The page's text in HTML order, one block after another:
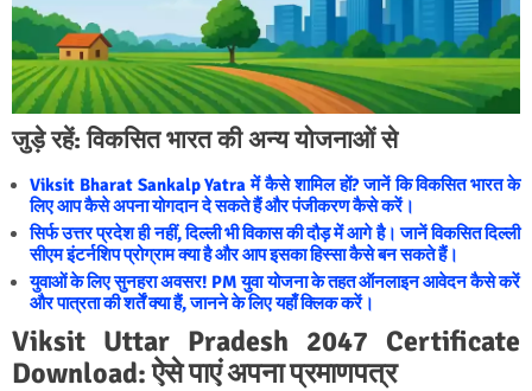
जुड़े रहें: विकसित भारत की अन्य योजनाओं से
Viksit Bharat Sankalp Yatra में कैसे शामिल हों? जानें कि विकसित भारत के
लिए आप कैसे अपना योगदान दे सकते हैं और पंजीकरण कैसे करें।
सिर्फ उत्तर प्रदेश ही नहीं, दिल्ली भी विकास की दौड़ में आगे है। जानें विकसित दिल्ली
सीएम इंटर्नशिप प्रोग्राम क्या है और आप इसका हिस्सा कैसे बन सकते हैं।
युवाओं के लिए सुनहरा अवसर! PM युवा योजना के तहत ऑनलाइन आवेदन कैसे करें
और पात्रता की शर्तें क्या हैं, जानने के लिए यहाँ क्लिक करें।
Viksit Uttar Pradesh 2047 Certificate
Download: ऐसे पाएं अपना प्रमाणपत्र